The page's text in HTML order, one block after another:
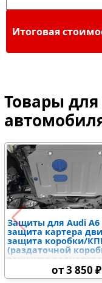
Итоговая
Товары
Защиты для Audi A6
защита картера
защита коробки/
(раздаточной
защыита
дифференциалов,
топливного бака,
от 3 850 ₽